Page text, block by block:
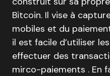
Bitcoin. Il vise à
mobiles et du
il est facile d’utiliser
effectuer des
mirco-paiements . En